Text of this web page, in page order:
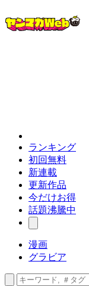
ランキング
初回無料
新連載
更新作品
今だけお得
話題沸騰中
漫画
グラビア